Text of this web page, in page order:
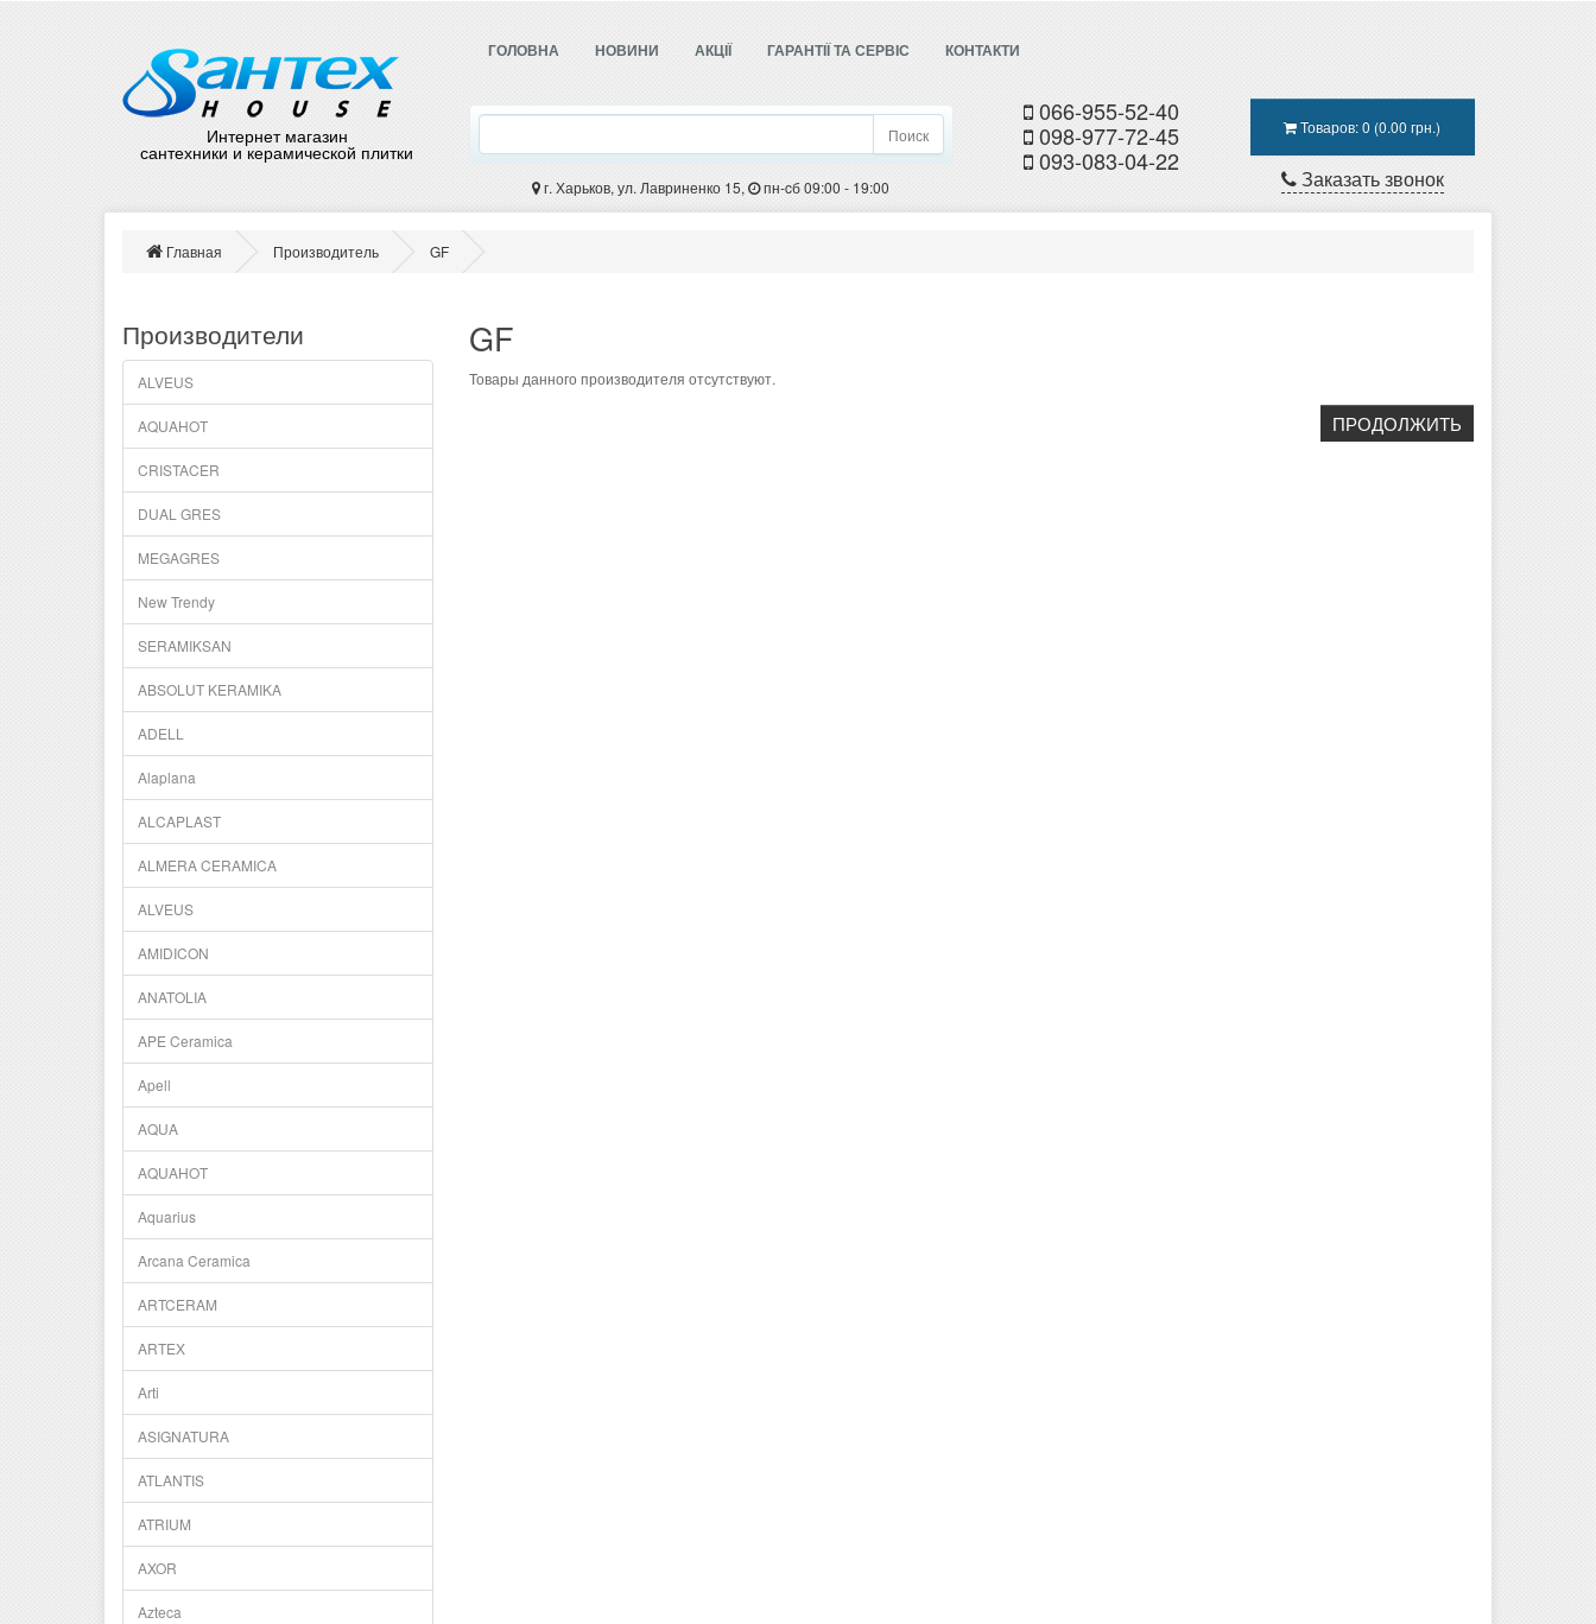
Интернет магазин
сантехники и керамической плитки
ГОЛОВНА НОВИНИ АКЦІЇ ГАРАНТІЇ ТА СЕРВІС КОНТАКТИ
Поиск
г. Харьков, ул. Лавриненко 15, пн-cб 09:00 - 19:00
066-955-52-40
098-977-72-45
093-083-04-22
Товаров: 0 (0.00 грн.)
Заказать звонок
Главная Производитель GF
Производители
ALVEUS
AQUAHOT
CRISTACER
DUAL GRES
MEGAGRES
New Trendy
SERAMIKSAN
ABSOLUT KERAMIKA
ADELL
Alaplana
ALCAPLAST
ALMERA CERAMICA
ALVEUS
AMIDICON
ANATOLIA
APE Ceramica
Apell
AQUA
AQUAHOT
Aquarius
Arcana Ceramica
ARTCERAM
ARTEX
Arti
ASIGNATURA
ATLANTIS
ATRIUM
AXOR
Azteca
GF
Товары данного производителя отсутствуют.
ПРОДОЛЖИТЬ